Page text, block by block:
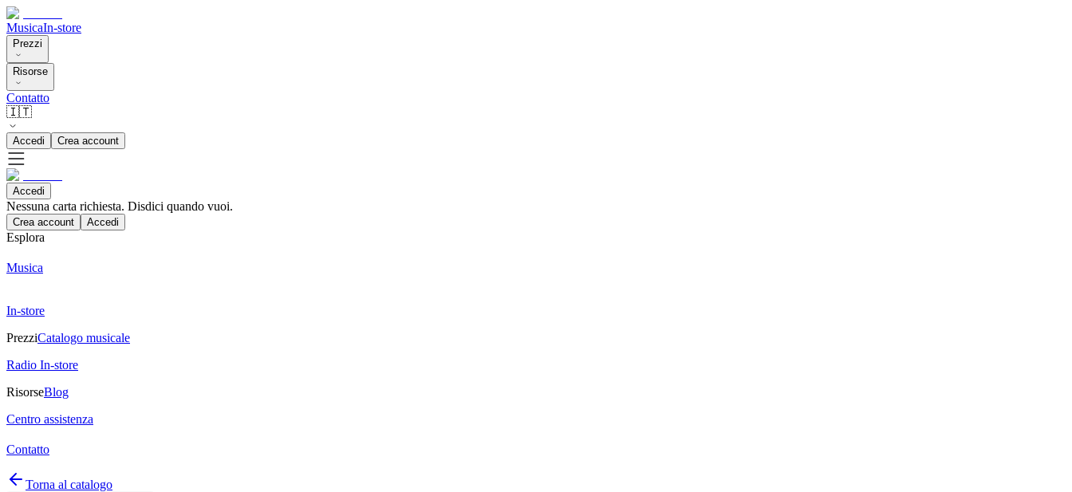
MusicaIn-store
Prezzi
Risorse
Contatto
🇮🇹
Accedi Crea account
Accedi
Nessuna carta richiesta. Disdici quando vuoi.
Crea account Accedi
Esplora
Musica
In-store
PrezziCatalogo musicale
Radio In-store
RisorseBlog
Centro assistenza
Contatto
Torna al catalogo